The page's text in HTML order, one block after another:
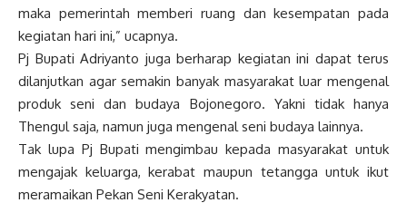
maka pemerintah memberi ruang dan kesempatan pada
kegiatan hari ini,” ucapnya.
Pj Bupati Adriyanto juga berharap kegiatan ini dapat terus
dilanjutkan agar semakin banyak masyarakat luar mengenal
produk seni dan budaya Bojonegoro. Yakni tidak hanya
Thengul saja, namun juga mengenal seni budaya lainnya.
Tak lupa Pj Bupati mengimbau kepada masyarakat untuk
mengajak keluarga, kerabat maupun tetangga untuk ikut
meramaikan Pekan Seni Kerakyatan.